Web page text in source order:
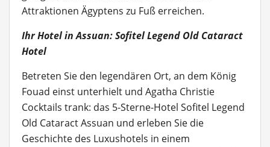
Attraktionen Ägyptens zu Fuß erreichen.
Ihr Hotel in Assuan: Sofitel Legend Old Cataract
Hotel
Betreten Sie den legendären Ort, an dem König
Fouad einst unterhielt und Agatha Christie
Cocktails trank: das 5-Sterne-Hotel Sofitel Legend
Old Cataract Assuan und erleben Sie die
Geschichte des Luxushotels in einem